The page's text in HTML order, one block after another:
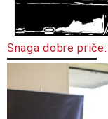
Snaga dobre